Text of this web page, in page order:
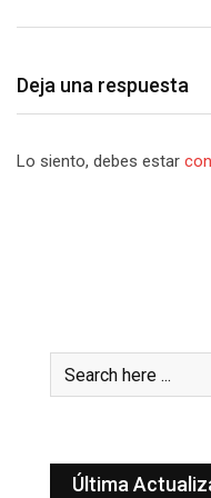
Deja una respuesta
Lo siento, debes estar
Última